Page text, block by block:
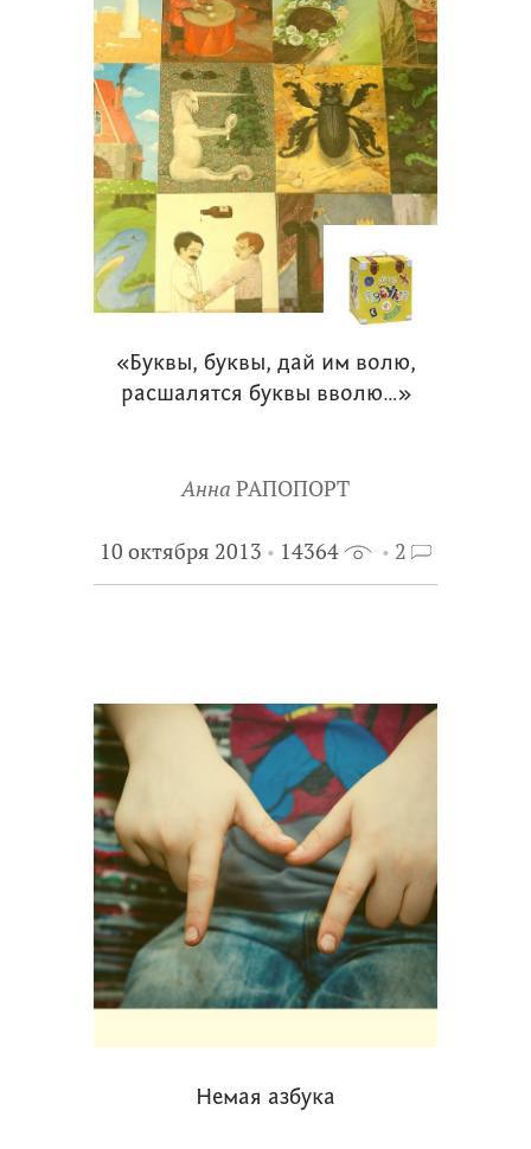
«Буквы, буквы, дай им волю,
расшалятся буквы вволю…»
Анна РАПОПОРТ
10 октября 2013 14364 2
Немая азбука